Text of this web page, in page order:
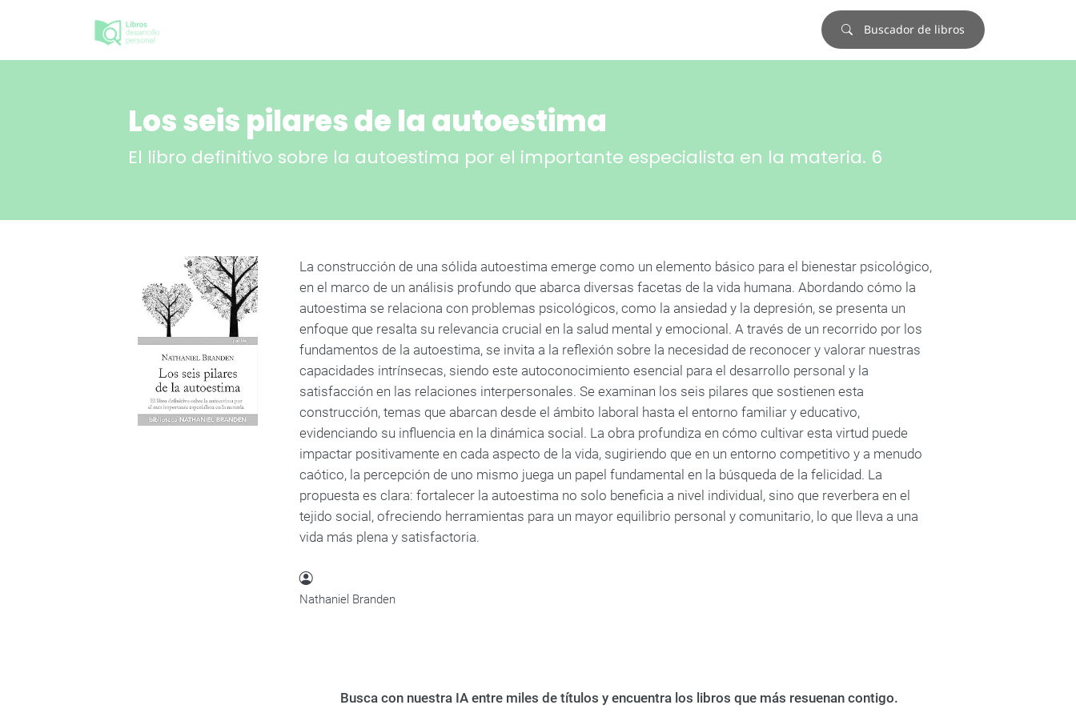
Buscador de libros
Los seis pilares de la autoestima
El libro definitivo sobre la autoestima por el importante especialista en la materia. 6
La construcción de una sólida autoestima emerge como un elemento básico para el bienestar psicológico,
en el marco de un análisis profundo que abarca diversas facetas de la vida humana. Abordando cómo la
autoestima se relaciona con problemas psicológicos, como la ansiedad y la depresión, se presenta un
enfoque que resalta su relevancia crucial en la salud mental y emocional. A través de un recorrido por los
fundamentos de la autoestima, se invita a la reflexión sobre la necesidad de reconocer y valorar nuestras
capacidades intrínsecas, siendo este autoconocimiento esencial para el desarrollo personal y la
satisfacción en las relaciones interpersonales. Se examinan los seis pilares que sostienen esta
construcción, temas que abarcan desde el ámbito laboral hasta el entorno familiar y educativo,
evidenciando su influencia en la dinámica social. La obra profundiza en cómo cultivar esta virtud puede
impactar positivamente en cada aspecto de la vida, sugiriendo que en un entorno competitivo y a menudo
caótico, la percepción de uno mismo juega un papel fundamental en la búsqueda de la felicidad. La
propuesta es clara: fortalecer la autoestima no solo beneficia a nivel individual, sino que reverbera en el
tejido social, ofreciendo herramientas para un mayor equilibrio personal y comunitario, lo que lleva a una
vida más plena y satisfactoria.
Nathaniel Branden
Busca con nuestra IA entre miles de títulos y encuentra los libros que más resuenan contigo.